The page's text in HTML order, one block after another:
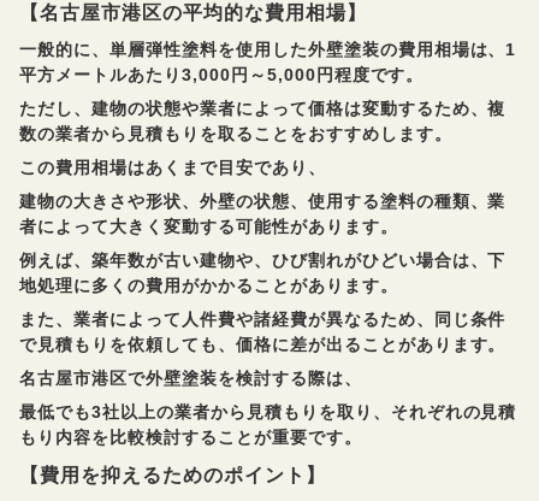
【名古屋市港区の平均的な費用相場】
一般的に、単層弾性塗料を使用した外壁塗装の費用相場は、1
平方メートルあたり3,000円～5,000円程度です。
ただし、建物の状態や業者によって価格は変動するため、複
数の業者から見積もりを取ることをおすすめします。
この費用相場はあくまで目安であり、
建物の大きさや形状、外壁の状態、使用する塗料の種類、業
者によって大きく変動する可能性があります。
例えば、築年数が古い建物や、ひび割れがひどい場合は、下
地処理に多くの費用がかかることがあります。
また、業者によって人件費や諸経費が異なるため、同じ条件
で見積もりを依頼しても、価格に差が出ることがあります。
名古屋市港区で外壁塗装を検討する際は、
最低でも3社以上の業者から見積もりを取り、それぞれの見積
もり内容を比較検討することが重要です。
【費用を抑えるためのポイント】